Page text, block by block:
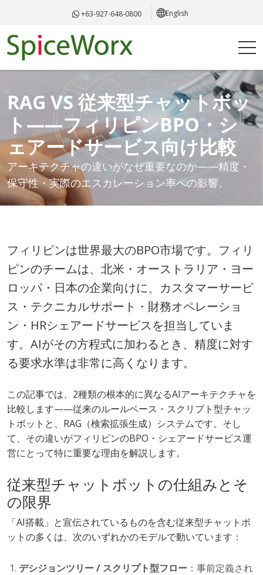
+63-927-648-0800 English
RAG VS 従来型チャットボッ
ト——フィリピンBPO・シ
ェアードサービス向け比較
アーキテクチャの違いがなぜ重要なのか——精度・
保守性・実際のエスカレーション率への影響。
フィリピンは世界最大のBPO市場です。フィリ
ピンのチームは、北米・オーストラリア・ヨー
ロッパ・日本の企業向けに、カスタマーサービ
ス・テクニカルサポート・財務オペレーショ
ン・HRシェアードサービスを担当していま
す。AIがその方程式に加わるとき、精度に対す
る要求水準は非常に高くなります。
この記事では、2種類の根本的に異なるAIアーキテクチャを
比較します——従来のルールベース・スクリプト型チャッ
トボットと、RAG（検索拡張生成）システムです。そし
て、その違いがフィリピンのBPO・シェアードサービス運
営にとって特に重要な理由を解説します。
従来型チャットボットの仕組みとそ
の限界
「AI搭載」と宣伝されているものを含む従来型チャットボ
ットの多くは、次のいずれかのモデルで動いています：
デシジョンツリー / スクリプト型フロー ：事前定義され